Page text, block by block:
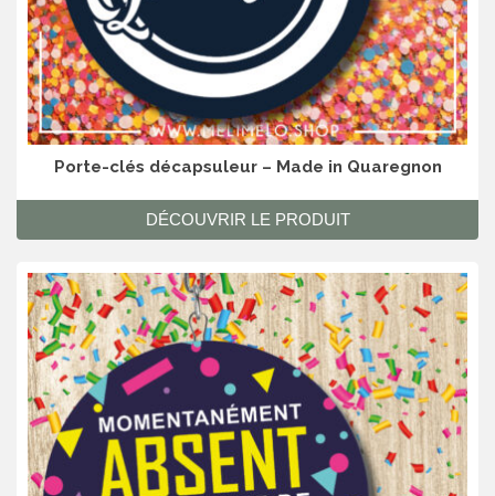
Porte-clés décapsuleur – Made in Quaregnon
DÉCOUVRIR LE PRODUIT